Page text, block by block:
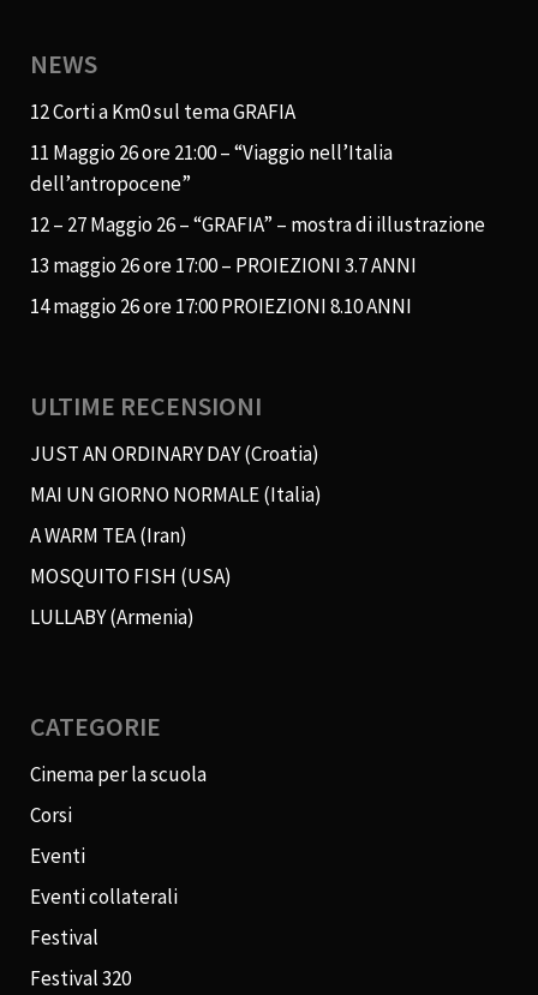
NEWS
12 Corti a Km0 sul tema GRAFIA
11 Maggio 26 ore 21:00 – “Viaggio nell’Italia
dell’antropocene”
12 – 27 Maggio 26 – “GRAFIA” – mostra di illustrazione
13 maggio 26 ore 17:00 – PROIEZIONI 3.7 ANNI
14 maggio 26 ore 17:00 PROIEZIONI 8.10 ANNI
ULTIME RECENSIONI
JUST AN ORDINARY DAY (Croatia)
MAI UN GIORNO NORMALE (Italia)
A WARM TEA (Iran)
MOSQUITO FISH (USA)
LULLABY (Armenia)
CATEGORIE
Cinema per la scuola
Corsi
Eventi
Eventi collaterali
Festival
Festival 320